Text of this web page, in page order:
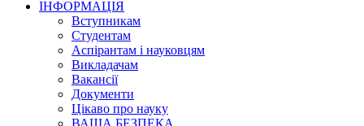
ІНФОРМАЦІЯ
Вступникам
Студентам
Аспірантам і науковцям
Викладачам
Вакансії
Документи
Цікаво про науку
ВАША БЕЗПЕКА